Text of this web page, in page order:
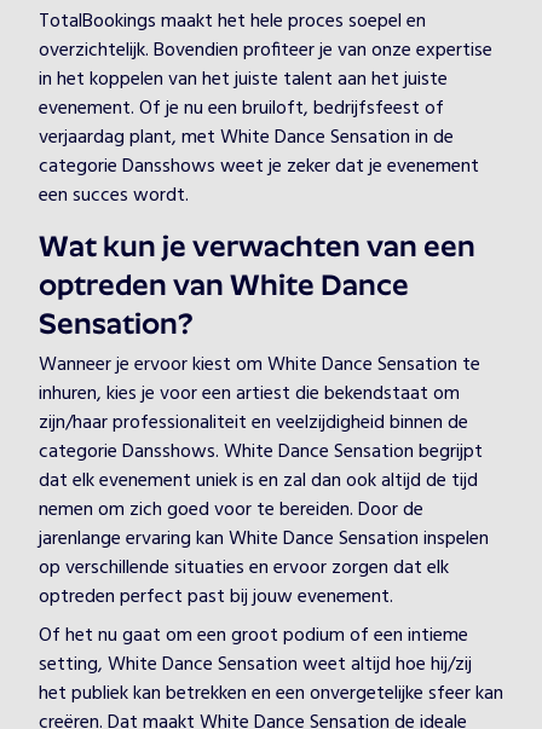
TotalBookings maakt het hele proces soepel en
overzichtelijk. Bovendien profiteer je van onze expertise
in het koppelen van het juiste talent aan het juiste
evenement. Of je nu een bruiloft, bedrijfsfeest of
verjaardag plant, met White Dance Sensation in de
categorie Dansshows weet je zeker dat je evenement
een succes wordt.
Wat kun je verwachten van een
optreden van White Dance
Sensation?
Wanneer je ervoor kiest om White Dance Sensation te
inhuren, kies je voor een artiest die bekendstaat om
zijn/haar professionaliteit en veelzijdigheid binnen de
categorie Dansshows. White Dance Sensation begrijpt
dat elk evenement uniek is en zal dan ook altijd de tijd
nemen om zich goed voor te bereiden. Door de
jarenlange ervaring kan White Dance Sensation inspelen
op verschillende situaties en ervoor zorgen dat elk
optreden perfect past bij jouw evenement.
Of het nu gaat om een groot podium of een intieme
setting, White Dance Sensation weet altijd hoe hij/zij
het publiek kan betrekken en een onvergetelijke sfeer kan